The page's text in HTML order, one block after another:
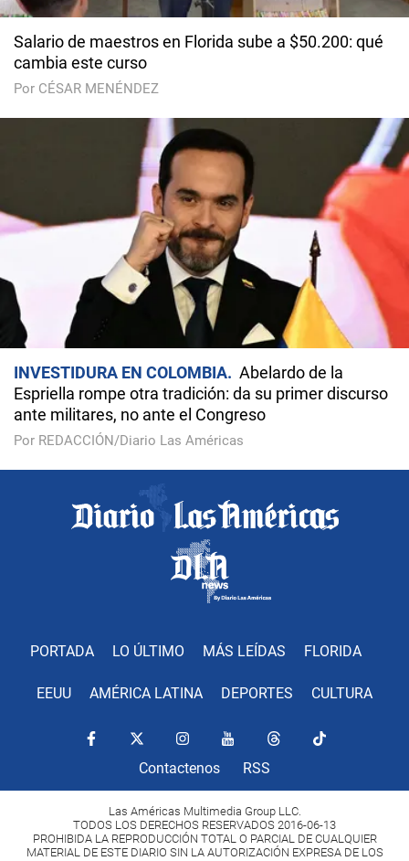
Salario de maestros en Florida sube a $50.200: qué
cambia este curso
Por CÉSAR MENÉNDEZ
INVESTIDURA EN COLOMBIA
Abelardo de la
Espriella rompe otra tradición: da su primer discurso
ante militares, no ante el Congreso
Por REDACCIÓN/Diario Las Américas
PORTADA LO ÚLTIMO MÁS LEÍDAS FLORIDA
EEUU AMÉRICA LATINA DEPORTES CULTURA
Contactenos RSS
Las Américas Multimedia Group LLC.
TODOS LOS DERECHOS RESERVADOS 2016-06-13
PROHIBIDA LA REPRODUCCIÓN TOTAL O PARCIAL DE CUALQUIER
MATERIAL DE ESTE DIARIO SIN LA AUTORIZACIÓN EXPRESA DE LOS